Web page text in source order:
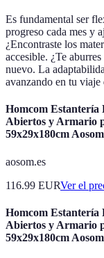
Es fundamental ser
progreso cada mes y
¿Encontraste los
accesible. ¿Te
nuevo. La
avanzando en tu viaje
Homcom
Abiertos y Armario
59x29x180cm
aosom.es
116.99 EURVer el
Homcom
Abiertos y Armario
59x29x180cm